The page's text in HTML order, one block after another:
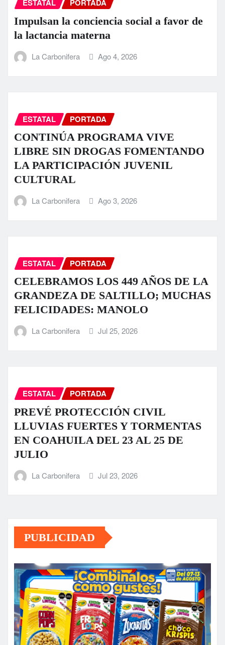
ESTATAL PORTADA
Impulsan la conciencia social a favor de
la lactancia materna
La Carbonifera Ago 4, 2026
ESTATAL PORTADA
CONTINÚA PROGRAMA VIVE
LIBRE SIN DROGAS FOMENTANDO
LA PARTICIPACIÓN JUVENIL
CULTURAL
La Carbonifera Ago 3, 2026
ESTATAL PORTADA
CELEBRAMOS LOS 449 AÑOS DE LA
GRANDEZA DE SALTILLO; MUCHAS
FELICIDADES: MANOLO
La Carbonifera Jul 25, 2026
ESTATAL PORTADA
PREVÉ PROTECCIÓN CIVIL
LLUVIAS FUERTES Y TORMENTAS
EN COAHUILA DEL 23 AL 25 DE
JULIO
La Carbonifera Jul 23, 2026
PUBLICIDAD